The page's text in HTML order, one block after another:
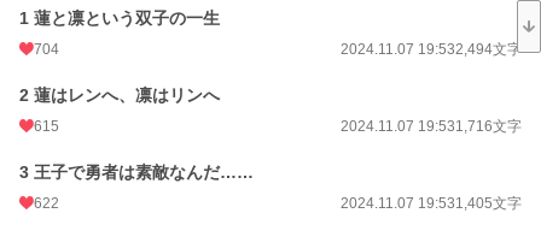
後、ないとは思いますがAI学習とかさせないでね！
小説 9,904 位 / 228,851 件
1 蓮と凛という双子の一生
704 2024.11.07 19:532,494文字
2 蓮はレンへ、凛はリンへ
615 2024.11.07 19:531,716文字
3 王子で勇者は素敵なんだ……
622 2024.11.07 19:531,405文字